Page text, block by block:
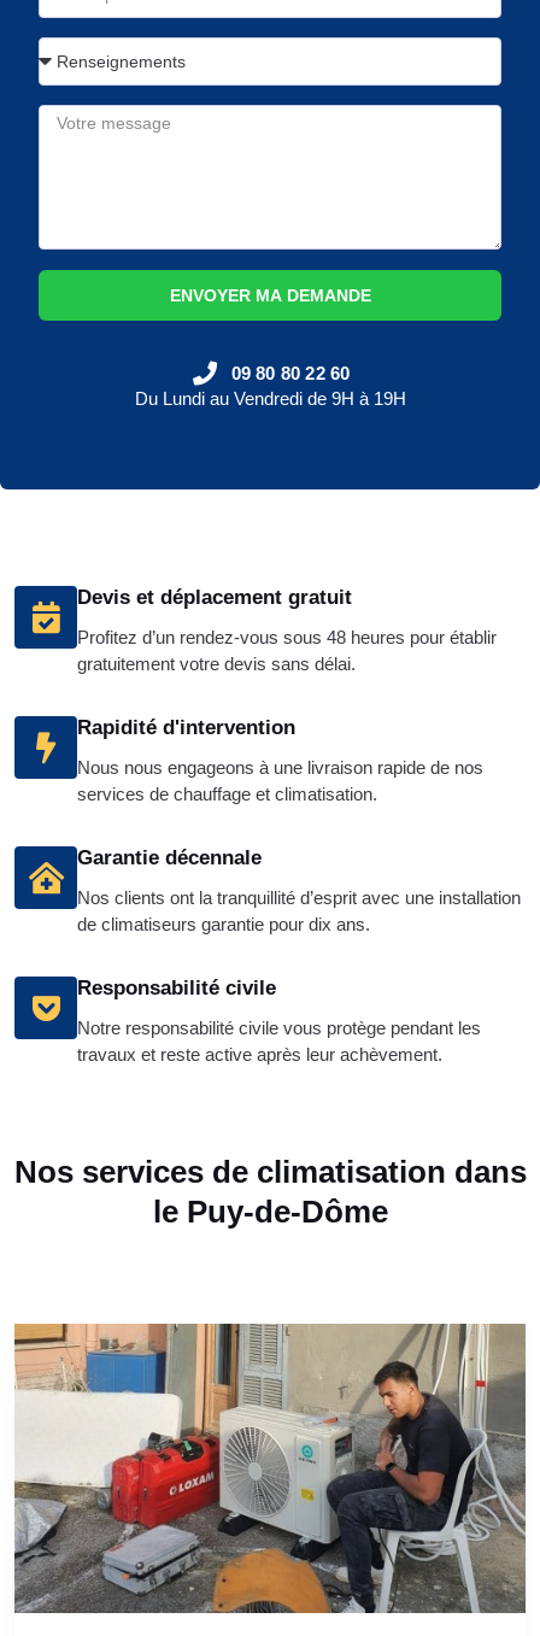
Devis et déplacement gratuit
Profitez d’un rendez-vous sous 48 heures pour établir
gratuitement votre devis sans délai.
Rapidité d'intervention
Nous nous engageons à une livraison rapide de nos
services de chauffage et climatisation.
Garantie décennale
Nos clients ont la tranquillité d’esprit avec une installation
de climatiseurs garantie pour dix ans.
Responsabilité civile
Notre responsabilité civile vous protège pendant les
travaux et reste active après leur achèvement.
ENVOYER MA DEMANDE
09 80 80 22 60
Du Lundi au Vendredi de 9H à 19H
Nos services de climatisation dans
le Puy-de-Dôme